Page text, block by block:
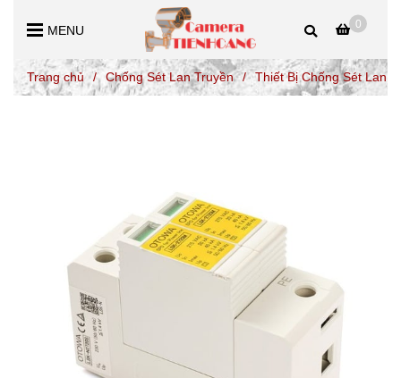
0
MENU
Trang chủ / Chống Sét Lan Truyền / Thiết Bị Chống Sét Lan